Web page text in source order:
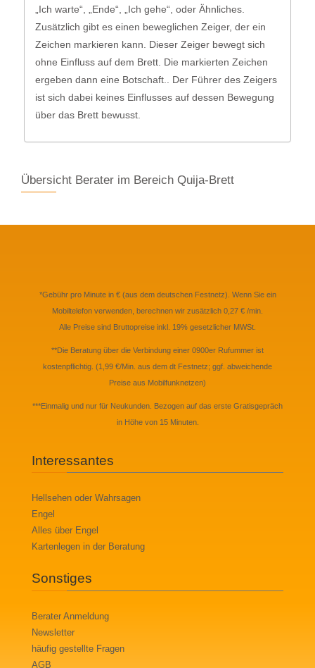
„Ich warte“, „Ende“, „Ich gehe“, oder Ähnliches.
Zusätzlich gibt es einen beweglichen Zeiger, der ein
Zeichen markieren kann. Dieser Zeiger bewegt sich
ohne Einfluss auf dem Brett. Die markierten Zeichen
ergeben dann eine Botschaft.. Der Führer des Zeigers
ist sich dabei keines Einflusses auf dessen Bewegung
über das Brett bewusst.
Übersicht Berater im Bereich Quija-Brett
*Gebühr pro Minute in € (aus dem deutschen Festnetz). Wenn Sie ein
Mobiltelefon verwenden, berechnen wir zusätzlich 0,27 € /min.
Alle Preise sind Bruttopreise inkl. 19% gesetzlicher MWSt.
**Die Beratung über die Verbindung einer 0900er Rufummer ist
kostenpflichtig. (1,99 €/Min. aus dem dt Festnetz; ggf. abweichende
Preise aus Mobilfunknetzen)
***Einmalig und nur für Neukunden. Bezogen auf das erste Gratisgepräch
in Höhe von 15 Minuten.
Interessantes
Hellsehen oder Wahrsagen
Engel
Alles über Engel
Kartenlegen in der Beratung
Sonstiges
Berater Anmeldung
Newsletter
häufig gestellte Fragen
AGB